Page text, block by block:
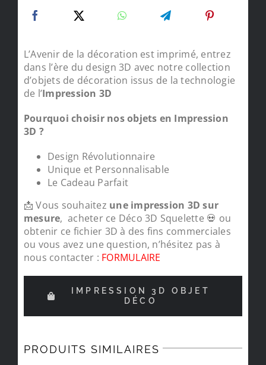
L’Avenir de la décoration est imprimé, entrez
dans l’ère du design 3D avec notre collection
d’objets de décoration issus de la technologie
de l’Impression 3D
Pourquoi choisir nos objets en Impression
3D ?
Design Révolutionnaire
Unique et Personnalisable
Le Cadeau Parfait
📩 Vous souhaitez une impression 3D sur
mesure, acheter ce Déco 3D Squelette 💀 ou
obtenir ce fichier 3D à des fins commerciales
ou vous avez une question, n’hésitez pas à
nous contacter : FORMULAIRE
IMPRESSION 3D OBJET
DÉCO
PRODUITS SIMILAIRES